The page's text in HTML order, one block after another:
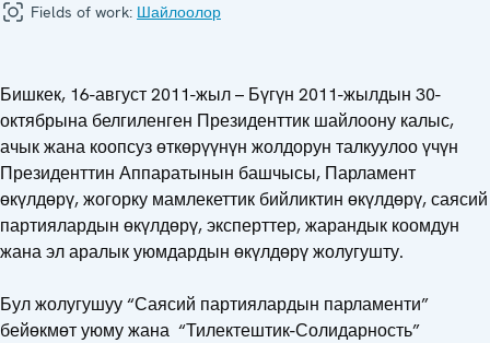
Fields of work: Шайлоолор
Бишкек, 16-август 2011-жыл – Бүгүн 2011-жылдын 30-
октябрына белгиленген Президенттик шайлоону калыс,
ачык жана коопсуз өткөрүүнүн жолдорун талкуулоо үчүн
Президенттин Аппаратынын башчысы, Парламент
өкүлдөрү, жогорку мамлекеттик бийликтин өкүлдөрү, саясий
партиялардын өкүлдөрү, эксперттер, жарандык коомдун
жана эл аралык уюмдардын өкүлдөрү жолугушту.
Бул жолугушуу “Саясий партиялардын парламенти”
бейөкмөт уюму жана “Тилектештик-Солидарность”